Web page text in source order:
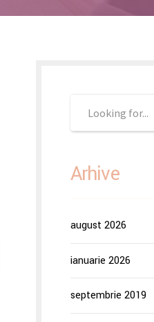
Arhive
august 2026
ianuarie 2026
septembrie 2019